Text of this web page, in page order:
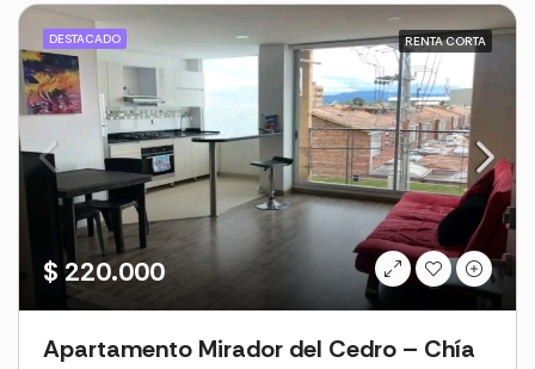
DESTACADO RENTA CORTA
$ 220.000
Apartamento Mirador del Cedro – Chía